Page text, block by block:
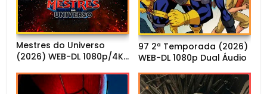
Mestres do Universo
(2026) WEB-DL 1080p/4K
97 2ª Temporada (2026)
WEB-DL 1080p Dual Áudio